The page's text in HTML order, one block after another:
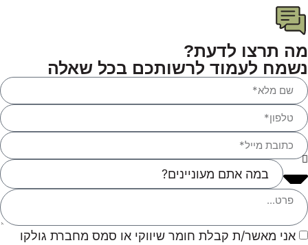
מה תרצו לדעת?
נשמח לעמוד לרשותכם בכל שאלה
אני מאשר/ת קבלת חומר שיווקי או סמס מחברת גולקו